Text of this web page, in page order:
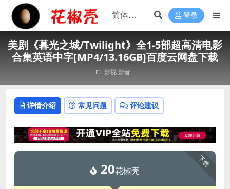
登录
美剧《暮光之城/Twilight》全1-5部超高清电影
合集英语中字[MP4/13.16GB]百度云网盘下载
影视 影音
详情介绍 常见问题 评论建议
下载
20花椒壳